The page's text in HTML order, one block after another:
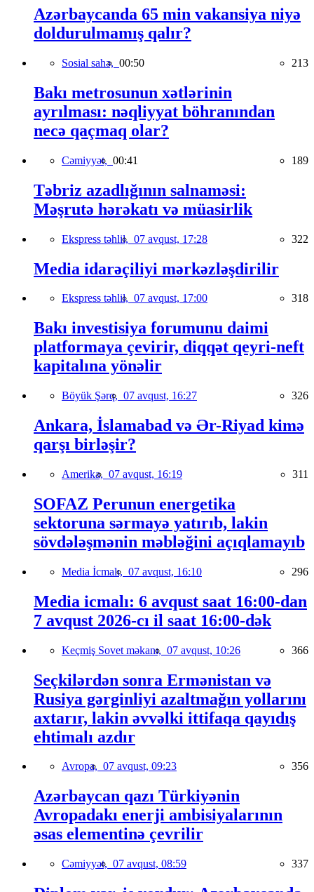
Azərbaycanda 65 min vakansiya niyə
doldurulmamış qalır?
Sosial sahə, 00:50 213
Bakı metrosunun xətlərinin
ayrılması: nəqliyyat böhranından
necə qaçmaq olar?
Cəmiyyət, 00:41 189
Təbriz azadlığının salnaməsi:
Məşrutə hərəkatı və müasirlik
Ekspress təhlil, 07 avqust, 17:28 322
Media idarəçiliyi mərkəzləşdirilir
Ekspress təhlil, 07 avqust, 17:00 318
Bakı investisiya forumunu daimi
platformaya çevirir, diqqət qeyri-neft
kapitalına yönəlir
Böyük Şərq, 07 avqust, 16:27 326
Ankara, İslamabad və Ər-Riyad kimə
qarşı birləşir?
Amerika, 07 avqust, 16:19 311
SOFAZ Perunun energetika
sektoruna sərmayə yatırıb, lakin
sövdələşmənin məbləğini açıqlamayıb
Media İcmalı, 07 avqust, 16:10 296
Media icmalı: 6 avqust saat 16:00-dan
7 avqust 2026-cı il saat 16:00-dək
Keçmiş Sovet məkanı, 07 avqust, 10:26 366
Seçkilərdən sonra Ermənistan və
Rusiya gərginliyi azaltmağın yollarını
axtarır, lakin əvvəlki ittifaqa qayıdış
ehtimalı azdır
Avropa, 07 avqust, 09:23 356
Azərbaycan qazı Türkiyənin
Avropadakı enerji ambisiyalarının
əsas elementinə çevrilir
Cəmiyyət, 07 avqust, 08:59 337